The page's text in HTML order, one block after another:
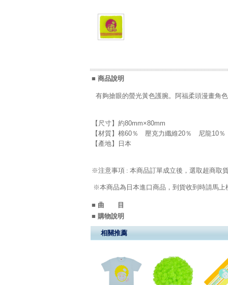
■ 商品說明
有夠搶眼的螢光黃色護腕。阿福柔頭漫畫角
【尺寸】約80mm×80mm
【材質】棉60％ 壓克力纖維20％ 尼龍10
【產地】日本
※注意事項 : 本商品訂單成立後，選取超商取
※本商品為日本進口商品，到貨收到時請馬
■ 曲 目
■ 購物說明
相關推薦